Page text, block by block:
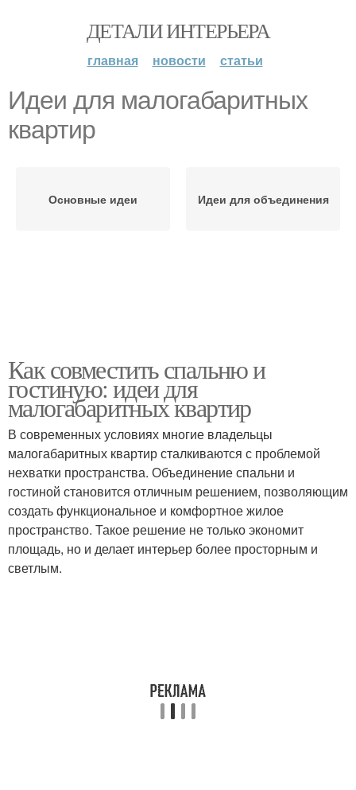
ДЕТАЛИ ИНТЕРЬЕРА
главная новости статьи
Идеи для малогабаритных
квартир
Основные идеи Идеи для объединения
Как совместить спальню и
гостиную: идеи для
малогабаритных квартир
В современных условиях многие владельцы
малогабаритных квартир сталкиваются с проблемой
нехватки пространства. Объединение спальни и
гостиной становится отличным решением, позволяющим
создать функциональное и комфортное жилое
пространство. Такое решение не только экономит
площадь, но и делает интерьер более просторным и
светлым.